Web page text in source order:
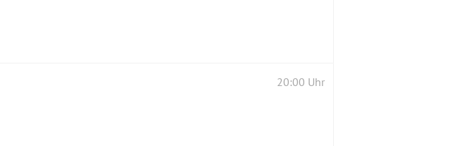
20:00 Uhr